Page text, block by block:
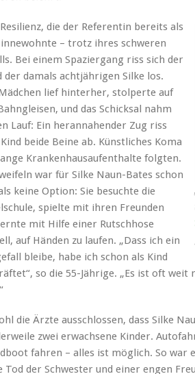
die der Referentin bereits als
innewohnte – trotz ihres schweren
Bei einem Spaziergang riss sich der
der damals achtjährigen Silke los.
lief hinterher, stolperte auf
und das Schicksal nahm
Lauf: Ein herannahender Zug riss
beide Beine ab. Künstliches Koma
Krankenhausaufenthalte folgten.
war für Silke Naun-Bates schon
keine Option: Sie besuchte die
spielte mit ihren Freunden
mit Hilfe einer Rutschhose
auf Händen zu laufen. „Dass ich ein
bleibe, habe ich schon als Kind
so die 55-Jährige. „Es ist oft
die Ärzte ausschlossen, dass Silke
zwei erwachsene Kinder.
fahren – alles ist möglich. So war
Tod der Schwester und einer engen